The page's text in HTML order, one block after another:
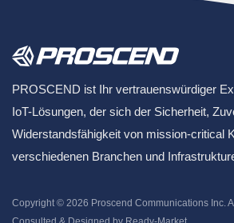
PROSCEND ist Ihr vertrauenswürdiger
IoT-Lösungen, der sich der Sicherheit,
Widerstandsfähigkeit von mission-critical
verschiedenen Branchen und
Copyright © 2026 Proscend Communications Inc.